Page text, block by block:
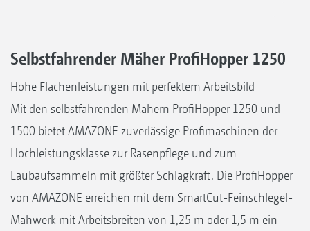
Selbstfahrender Mäher ProfiHopper 1250
Hohe Flächenleistungen mit perfektem Arbeitsbild
Mit den selbstfahrenden Mähern ProfiHopper 1250 und
1500 bietet AMAZONE zuverlässige Profimaschinen der
Hochleistungsklasse zur Rasenpflege und zum
Laubaufsammeln mit größter Schlagkraft. Die ProfiHopper
von AMAZONE erreichen mit dem SmartCut-Feinschlegel-
Mähwerk mit Arbeitsbreiten von 1,25 m oder 1,5 m ein